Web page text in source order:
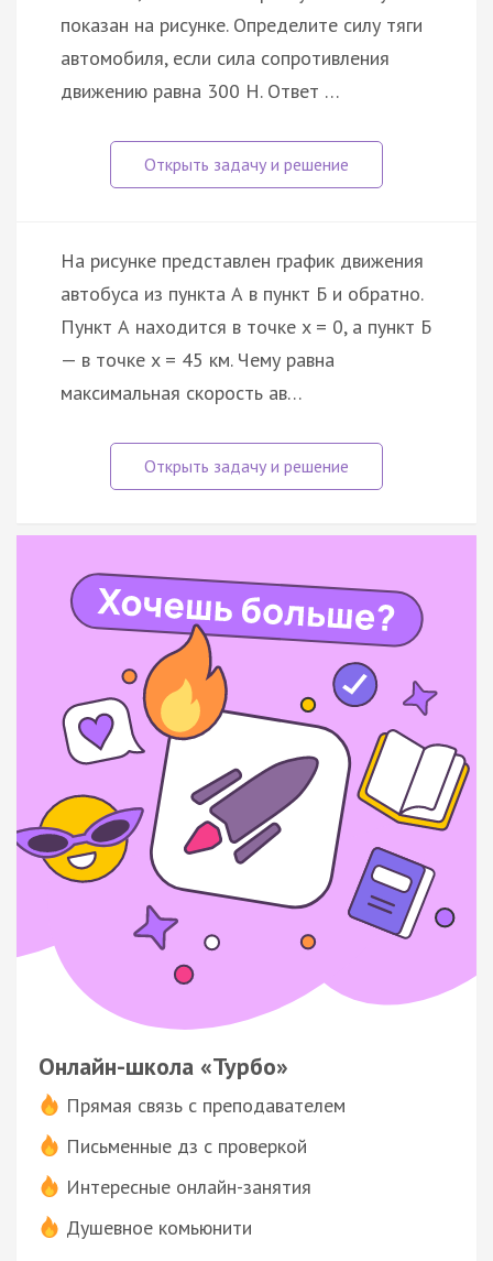
показан на рисунке. Определите силу тяги
автомобиля, если сила сопротивления
движению равна 300 Н. Ответ …
На рисунке представлен график движения
автобуса из пункта А в пункт Б и обратно.
Пункт А находится в точке x = 0, а пункт Б
— в точке x = 45 км. Чему равна
максимальная скорость ав…
Онлайн-школа «Турбо»
Прямая связь с преподавателем
Письменные дз с проверкой
Интересные онлайн-занятия
Душевное комьюнити